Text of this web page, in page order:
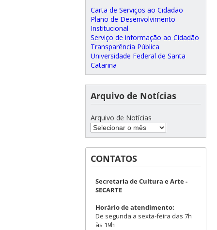
Carta de Serviços ao Cidadão
Plano de Desenvolvimento
Institucional
Serviço de informação ao Cidadão
Transparência Pública
Universidade Federal de Santa
Catarina
Arquivo de Notícias
Arquivo de Notícias
CONTATOS
Secretaria de Cultura e Arte -
SECARTE
Horário de atendimento:
De segunda a sexta-feira das 7h
às 19h